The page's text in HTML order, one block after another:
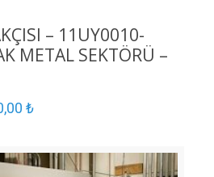
– 11UY0010-
METAL SEKTÖRÜ –
₺